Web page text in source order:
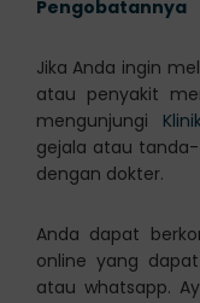
Pengobatannya
Jika Anda ingin
atau penyakit
mengunjungi
gejala atau
dengan dokter.
Anda dapat
online yang
atau whatsapp.